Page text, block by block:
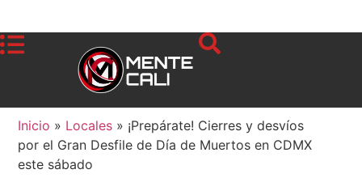
Inicio » Locales » ¡Prepárate! Cierres y desvíos
por el Gran Desfile de Día de Muertos en CDMX
este sábado